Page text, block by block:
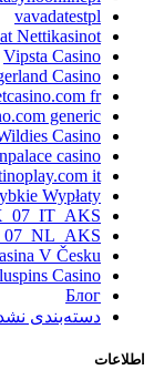
vavadatestpl
Nettikasinot
Vipsta Casino
Casino
fr
generic
Casino
casino
it
Wypłaty
V Česku
Casino
Блог
دسته‌بندی
اطلاعات